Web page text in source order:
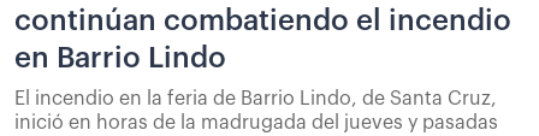
continúan combatiendo el incendio
en Barrio Lindo
El incendio en la feria de Barrio Lindo, de Santa Cruz,
inició en horas de la madrugada del jueves y pasadas